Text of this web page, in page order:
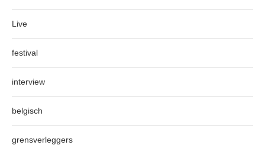
Live
festival
interview
belgisch
grensverleggers